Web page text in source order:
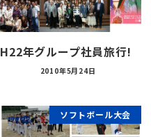
H22年グループ社員旅行!
2010年5月24日
ソフトボール大会